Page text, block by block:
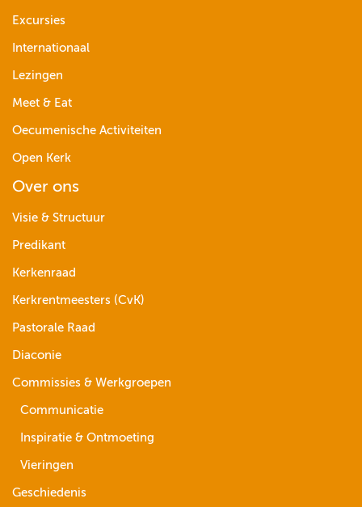
Excursies
Internationaal
Lezingen
Meet & Eat
Oecumenische Activiteiten
Open Kerk
Over ons
Visie & Structuur
Predikant
Kerkenraad
Kerkrentmeesters (CvK)
Pastorale Raad
Diaconie
Commissies & Werkgroepen
Communicatie
Inspiratie & Ontmoeting
Vieringen
Geschiedenis